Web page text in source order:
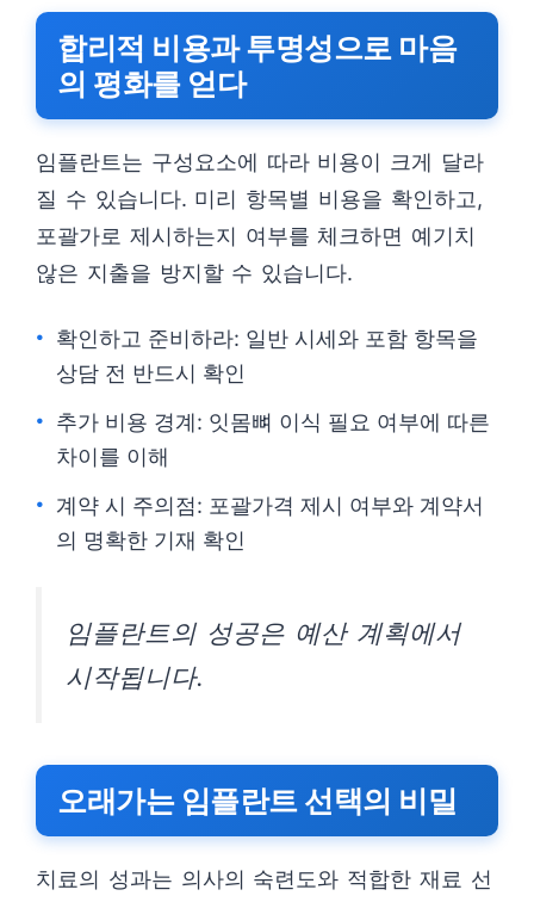
합리적 비용과 투명성으로 마음
의 평화를 얻다
임플란트는 구성요소에 따라 비용이 크게 달라
질 수 있습니다. 미리 항목별 비용을 확인하고,
포괄가로 제시하는지 여부를 체크하면 예기치
않은 지출을 방지할 수 있습니다.
확인하고 준비하라: 일반 시세와 포함 항목을
상담 전 반드시 확인
추가 비용 경계: 잇몸뼈 이식 필요 여부에 따른
차이를 이해
계약 시 주의점: 포괄가격 제시 여부와 계약서
의 명확한 기재 확인
임플란트의 성공은 예산 계획에서
시작됩니다.
오래가는 임플란트 선택의 비밀
치료의 성과는 의사의 숙련도와 적합한 재료 선